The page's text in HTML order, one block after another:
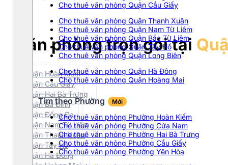
Cho thuê văn phòng Quận Cầu Giấy
Cho thuê văn phòng Quận Thanh Xuân
Cho thuê văn phòng Quận Nam Từ Liêm
Cho thuê văn phòng Quận Bắc Từ Liêm
Cho thuê văn phòng Quận Tây Hồ
Cho thuê văn phòng Quận Long Biên
Cho thuê văn phòng Quận Hà Đông
Cho thuê văn phòng Quận Hoàng Mai
Tìm theo Phường Mới
Cho thuê văn phòng Phường Hoàn Kiếm
Cho thuê văn phòng Phường Cửa Nam
Cho thuê văn phòng Phường Hai Bà Trưng
Cho thuê văn phòng Phường Cầu Giấy
Cho thuê văn phòng Phường Yên Hòa
Văn phòng trọn gói tại
Quận Hoàn Kiếm
Quận Cầu Giấy
Quận Hai Bà Trưng
Quận Ba Đình
Quận Đống Đa
Quận Nam Từ Liêm
Quận Thanh Xuân
Quận Tây Hồ
Quận Hà Đông